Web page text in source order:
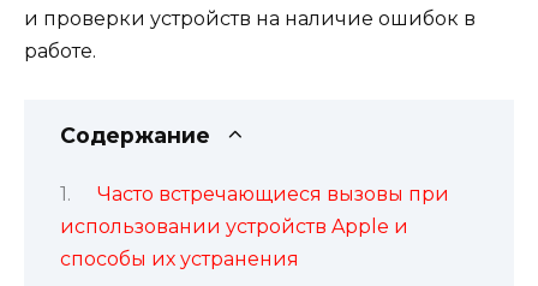
и проверки устройств на наличие ошибок в
работе.
Содержание
Часто встречающиеся вызовы при
использовании устройств Apple и
способы их устранения